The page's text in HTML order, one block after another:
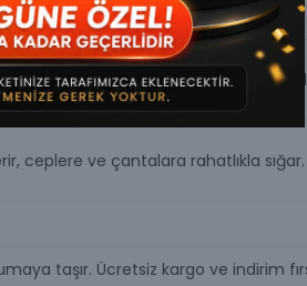
tamamını darbelere ve
ceplere ve çantalara rahatlıkla sığar.
taşır. Ücretsiz kargo ve indirim